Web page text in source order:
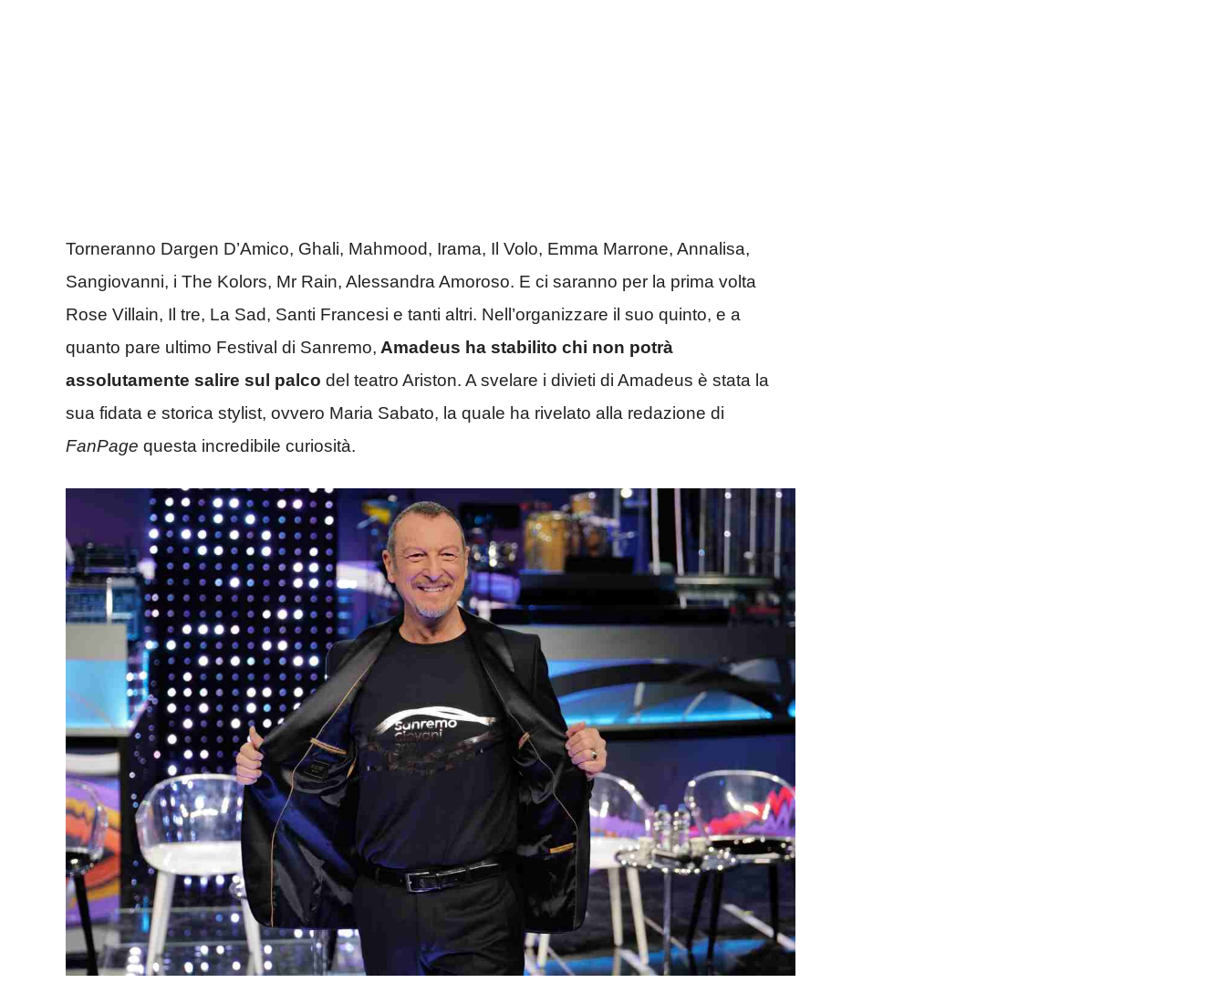
Torneranno Dargen D’Amico, Ghali, Mahmood, Irama, Il Volo, Emma Marrone, Annalisa,
Sangiovanni, i The Kolors, Mr Rain, Alessandra Amoroso. E ci saranno per la prima volta
Rose Villain, Il tre, La Sad, Santi Francesi e tanti altri. Nell’organizzare il suo quinto, e a
quanto pare ultimo Festival di Sanremo, Amadeus ha stabilito chi non potrà
assolutamente salire sul palco del teatro Ariston. A svelare i divieti di Amadeus è stata la
sua fidata e storica stylist, ovvero Maria Sabato, la quale ha rivelato alla redazione di
FanPage questa incredibile curiosità.